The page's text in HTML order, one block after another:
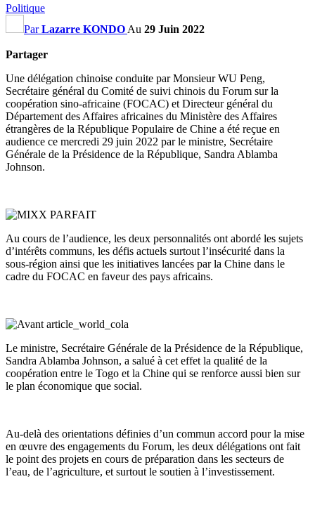
Politique
ParLazarre KONDO Au 29 Juin 2022
Partager
Une délégation chinoise conduite par Monsieur WU Peng,
Secrétaire général du Comité de suivi chinois du Forum sur la
coopération sino-africaine (FOCAC) et Directeur général du
Département des Affaires africaines du Ministère des Affaires
étrangères de la République Populaire de Chine a été reçue en
audience ce mercredi 29 juin 2022 par le ministre, Secrétaire
Générale de la Présidence de la République, Sandra Ablamba
Johnson.
Au cours de l’audience, les deux personnalités ont abordé les sujets
d’intérêts communs, les défis actuels surtout l’insécurité dans la
sous-région ainsi que les initiatives lancées par la Chine dans le
cadre du FOCAC en faveur des pays africains.
Le ministre, Secrétaire Générale de la Présidence de la République,
Sandra Ablamba Johnson, a salué à cet effet la qualité de la
coopération entre le Togo et la Chine qui se renforce aussi bien sur
le plan économique que social.
Au-delà des orientations définies d’un commun accord pour la mise
en œuvre des engagements du Forum, les deux délégations ont fait
le point des projets en cours de préparation dans les secteurs de
l’eau, de l’agriculture, et surtout le soutien à l’investissement.